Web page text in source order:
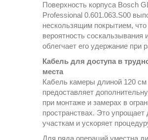
Поверхность корпуса Bosch
Professional 0.601.063.S00
нескользящим покрытием,
вероятность соскальзывания
облегчает его удержание при
Кабель для доступа в
места
Кабель камеры длиной 120 см
предоставляет
при монтаже и замерах в
пространствах. Это упрощает
участкам и ускоряет
Для ряда операций уместна